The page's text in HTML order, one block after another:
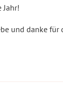
Jahr!
und danke für